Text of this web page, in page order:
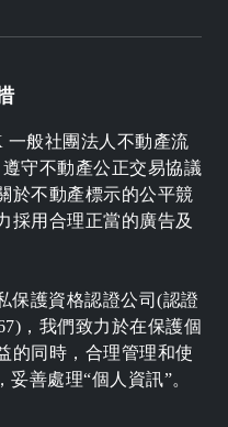
一般社團法人不動產流
守不動產公正交易協議
於不動產標示的公平競
採用合理正當的廣告及
保護資格認證公司(認證
，我們致力於在保護個
的同時，合理管理和使
妥善處理“個人資訊”。